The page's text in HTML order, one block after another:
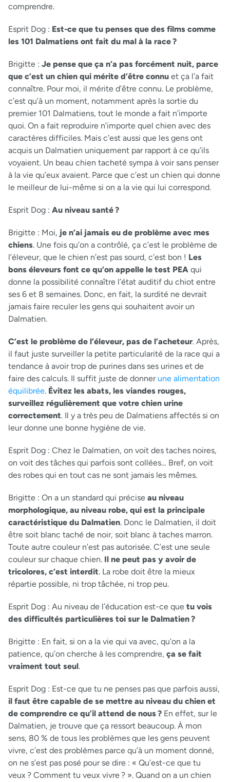
comprendre.
Esprit Dog : Est-ce que tu penses que des films comme
les 101 Dalmatiens ont fait du mal à la race ?
Brigitte : Je pense que ça n’a pas forcément nuit, parce
que c’est un chien qui mérite d’être connu et ça l’a fait
connaître. Pour moi, il mérite d’être connu. Le problème,
c’est qu’à un moment, notamment après la sortie du
premier 101 Dalmatiens, tout le monde a fait n’importe
quoi. On a fait reproduire n’importe quel chien avec des
caractères difficiles. Mais c’est aussi que les gens ont
acquis un Dalmatien uniquement par rapport à ce qu’ils
voyaient. Un beau chien tacheté sympa à voir sans penser
à la vie qu’eux avaient. Parce que c’est un chien qui donne
le meilleur de lui-même si on a la vie qui lui correspond.
Esprit Dog : Au niveau santé ?
Brigitte : Moi, je n’ai jamais eu de problème avec mes
chiens. Une fois qu’on a contrôlé, ça c’est le problème de
l’éleveur, que le chien n’est pas sourd, c’est bon ! Les
bons éleveurs font ce qu’on appelle le test PEA qui
donne la possibilité connaître l’état auditif du chiot entre
ses 6 et 8 semaines. Donc, en fait, la surdité ne devrait
jamais faire reculer les gens qui souhaitent avoir un
Dalmatien.
C’est le problème de l’éleveur, pas de l’acheteur. Après,
il faut juste surveiller la petite particularité de la race qui a
tendance à avoir trop de purines dans ses urines et de
faire des calculs. Il suffit juste de donner une alimentation
équilibrée. Évitez les abats, les viandes rouges,
surveillez régulièrement que votre chien urine
correctement. Il y a très peu de Dalmatiens affectés si on
leur donne une bonne hygiène de vie.
Esprit Dog : Chez le Dalmatien, on voit des taches noires,
on voit des tâches qui parfois sont collées… Bref, on voit
des robes qui en tout cas ne sont jamais les mêmes.
Brigitte : On a un standard qui précise au niveau
morphologique, au niveau robe, qui est la principale
caractéristique du Dalmatien. Donc le Dalmatien, il doit
être soit blanc taché de noir, soit blanc à taches marron.
Toute autre couleur n’est pas autorisée. C’est une seule
couleur sur chaque chien. Il ne peut pas y avoir de
tricolores, c’est interdit. La robe doit être la mieux
répartie possible, ni trop tâchée, ni trop peu.
Esprit Dog : Au niveau de l’éducation est-ce que tu vois
des difficultés particulières toi sur le Dalmatien ?
Brigitte : En fait, si on a la vie qui va avec, qu’on a la
patience, qu’on cherche à les comprendre, ça se fait
vraiment tout seul.
Esprit Dog : Est-ce que tu ne penses pas que parfois aussi,
il faut être capable de se mettre au niveau du chien et
de comprendre ce qu’il attend de nous ? En effet, sur le
Dalmatien, je trouve que ça ressort beaucoup. À mon
sens, 80 % de tous les problèmes que les gens peuvent
vivre, c’est des problèmes parce qu’à un moment donné,
on ne s’est pas posé pour se dire : « Qu’est-ce que tu
veux ? Comment tu veux vivre ? ». Quand on a un chien